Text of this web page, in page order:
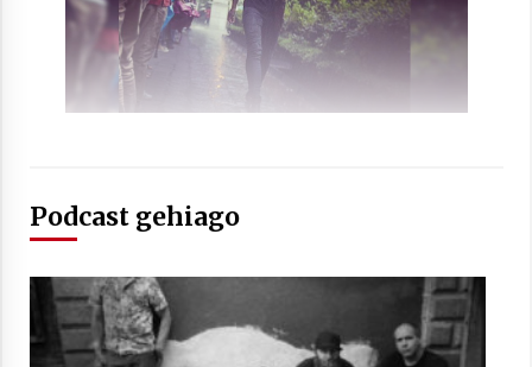
Telebistaren eskutik
2021/06/30
Podcast gehiago